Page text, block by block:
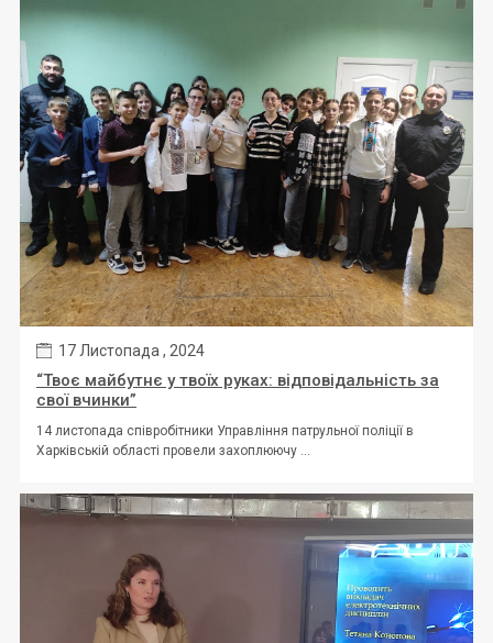
17 Листопада , 2024
“Твоє майбутнє у твоїх руках: відповідальність за
свої вчинки”
14 листопада співробітники Управління патрульної поліції в
Харківській області провели захоплюючу ...